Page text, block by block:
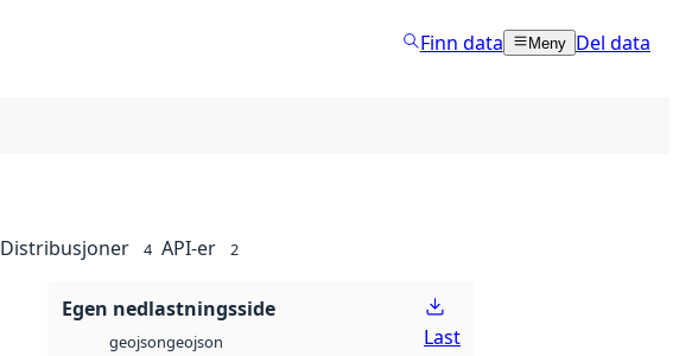
Finn data Meny Del data
Distribusjoner 4 API-er 2
Egen nedlastningsside
geojsongeojson
Last